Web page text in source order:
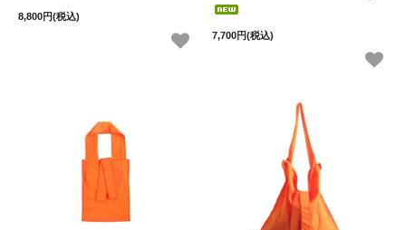
8,800円(税込)
7,700円(税込)